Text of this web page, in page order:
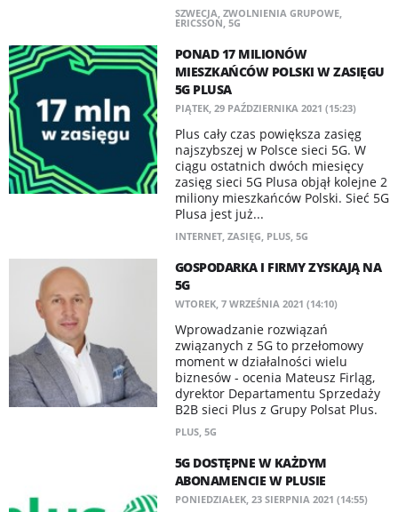
SZWECJA, ZWOLNIENIA GRUPOWE,
ERICSSON, 5G
PONAD 17 MILIONÓW
MIESZKAŃCÓW POLSKI W ZASIĘGU
5G PLUSA
PIĄTEK, 29 PAŹDZIERNIKA 2021 (15:23)
Plus cały czas powiększa zasięg
najszybszej w Polsce sieci 5G. W
ciągu ostatnich dwóch miesięcy
zasięg sieci 5G Plusa objął kolejne 2
miliony mieszkańców Polski. Sieć 5G
Plusa jest już...
INTERNET, ZASIĘG, PLUS, 5G
GOSPODARKA I FIRMY ZYSKAJĄ NA
5G
WTOREK, 7 WRZEŚNIA 2021 (14:10)
Wprowadzanie rozwiązań
związanych z 5G to przełomowy
moment w działalności wielu
biznesów - ocenia Mateusz Firląg,
dyrektor Departamentu Sprzedaży
B2B sieci Plus z Grupy Polsat Plus.
PLUS, 5G
5G DOSTĘPNE W KAŻDYM
ABONAMENCIE W PLUSIE
PONIEDZIAŁEK, 23 SIERPNIA 2021 (14:55)